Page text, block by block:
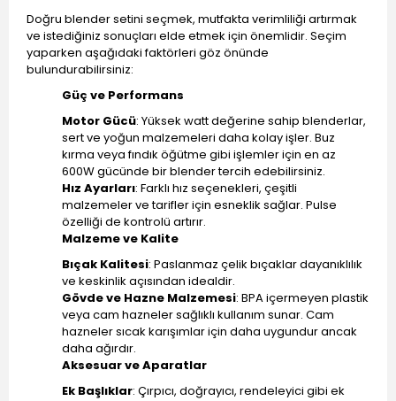
Doğru blender setini seçmek, mutfakta verimliliği artırmak
ve istediğiniz sonuçları elde etmek için önemlidir. Seçim
yaparken aşağıdaki faktörleri göz önünde
bulundurabilirsiniz:
Güç ve Performans
Motor Gücü: Yüksek watt değerine sahip blenderlar,
sert ve yoğun malzemeleri daha kolay işler. Buz
kırma veya fındık öğütme gibi işlemler için en az
600W gücünde bir blender tercih edebilirsiniz.
Hız Ayarları: Farklı hız seçenekleri, çeşitli
malzemeler ve tarifler için esneklik sağlar. Pulse
özelliği de kontrolü artırır.
Malzeme ve Kalite
Bıçak Kalitesi: Paslanmaz çelik bıçaklar dayanıklılık
ve keskinlik açısından idealdir.
Gövde ve Hazne Malzemesi: BPA içermeyen plastik
veya cam hazneler sağlıklı kullanım sunar. Cam
hazneler sıcak karışımlar için daha uygundur ancak
daha ağırdır.
Aksesuar ve Aparatlar
Ek Başlıklar: Çırpıcı, doğrayıcı, rendeleyici gibi ek